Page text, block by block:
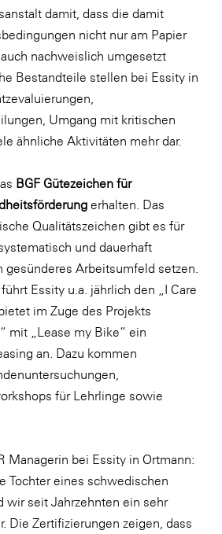
Medien Österreich
Salzburg
Fahrzeughandel und
Finanzdienstleister
damit, dass die damit
nicht nur am Papier
nachweislich umgesetzt
Bestandteile stellen bei Essity in
Umgang mit kritischen
ähnliche Aktivitäten mehr dar.
BGF Gütezeichen für
erhalten. Das
Qualitätszeichen gibt es für
und dauerhaft
gesünderes Arbeitsumfeld setzen.
Essity u.a. jährlich den „I Care
im Zuge des Projekts
mit „Lease my Bike“ ein
an. Dazu kommen
für Lehrlinge sowie
Managerin bei Essity in Ortmann:
Tochter eines schwedischen
wir seit Jahrzehnten ein sehr
Die Zertifizierungen zeigen, dass